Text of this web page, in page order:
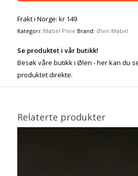
Frakt i Norge: kr 149
Kategori: Møbel Pleie Brand: Ølen Møbel
Se produktet i vår butikk!
Besøk våre butikk i Ølen - her kan du
produktet direkte.
Relaterte produkter